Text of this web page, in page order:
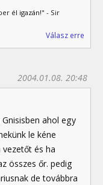
él igazán!" - Sir
Válasz erre
2004.01.08. 20:48
ahol egy
le kéne
és ha
összes őr. pedig
de továbbra